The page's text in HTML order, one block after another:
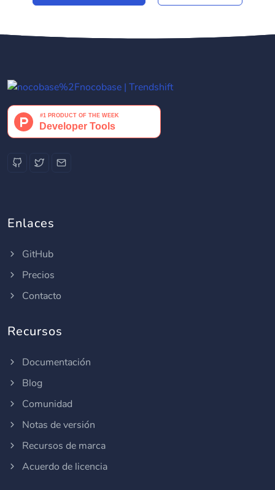
Enlaces
GitHub
Precios
Contacto
Recursos
Documentación
Blog
Comunidad
Notas de versión
Recursos de marca
Acuerdo de licencia